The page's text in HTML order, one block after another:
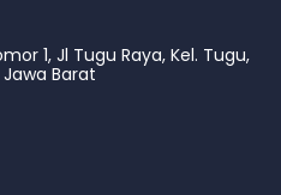
1, Jl Tugu Raya, Kel. Tugu,
Barat